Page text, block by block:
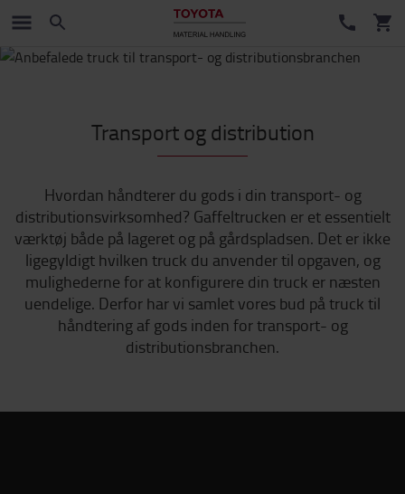
Transport og distribution
Hvordan håndterer du gods i din transport- og
distributionsvirksomhed? Gaffeltrucken er et essentielt
værktøj både på lageret og på gårdspladsen. Det er ikke
ligegyldigt hvilken truck du anvender til opgaven, og
mulighederne for at konfigurere din truck er næsten
uendelige. Derfor har vi samlet vores bud på truck til
håndtering af gods inden for transport- og
distributionsbranchen.